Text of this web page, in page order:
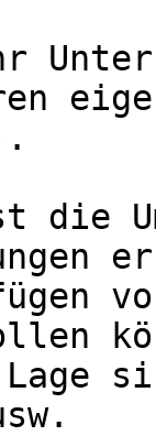
die
Lage